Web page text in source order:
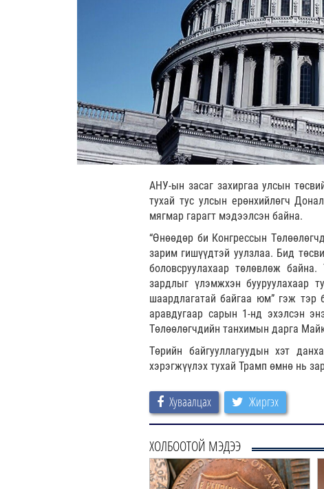
АНУ-ын засаг захиргаа улсын
тухай тус улсын ерөнхийлөгч
мягмар гарагт мэдээлсэн байна.
“Өнөөдөр би Конгрессын
зарим гишүүдтэй уулзлаа. Бид
боловсруулахаар төлөвлөж
зардлыг үлэмжхэн бууруулахаар
шаардлагатай байгаа юм” гэж тэр
аравдугаар сарын 1-нд эхэлсэн
Төлөөлөгчдийн танхимын дарга
Төрийн байгууллагуудын хэт
хэрэгжүүлэх тухай Трамп өмнө нь
Хуваалцах Жиргэх
ХОЛБООТОЙ МЭДЭЭ